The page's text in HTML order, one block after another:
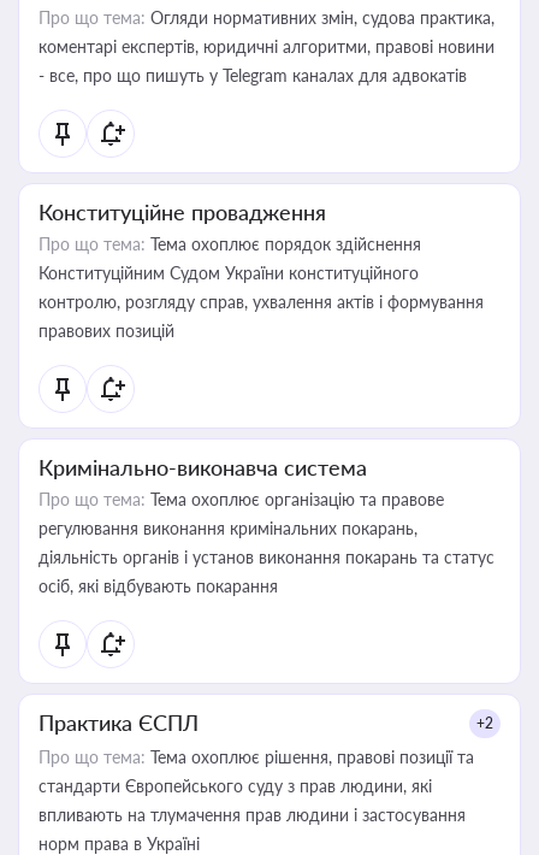
Про що тема: Огляди нормативних змін, судова практика,
коментарі експертів, юридичні алгоритми, правові новини
- все, про що пишуть у Telegram каналах для адвокатів
Конституційне провадження
Про що тема: Тема охоплює порядок здійснення
Конституційним Судом України конституційного
контролю, розгляду справ, ухвалення актів і формування
правових позицій
Кримінально-виконавча система
Про що тема: Тема охоплює організацію та правове
регулювання виконання кримінальних покарань,
діяльність органів і установ виконання покарань та статус
осіб, які відбувають покарання
Практика ЄСПЛ +2
Про що тема: Тема охоплює рішення, правові позиції та
стандарти Європейського суду з прав людини, які
впливають на тлумачення прав людини і застосування
норм права в Україні